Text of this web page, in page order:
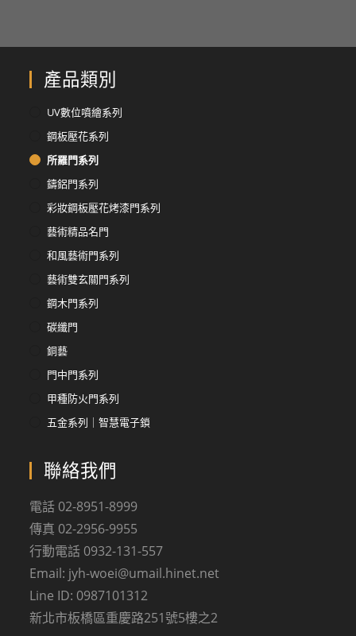
產品類別
UV數位噴繪系列
鋼板壓花系列
所羅門系列
鑄鋁門系列
彩妝鋼板壓花烤漆門系列
藝術精品名門
和風藝術門系列
藝術雙玄關門系列
鋼木門系列
碳纖門
銅藝
門中門系列
甲種防火門系列
五金系列｜智慧電子鎖
聯絡我們
電話 02-8951-8999
傳真 02-2956-9955
行動電話 0932-131-557
Email: jyh-woei@umail.hinet.net
Line ID: 0987101312
新北市板橋區重慶路251號5樓之2